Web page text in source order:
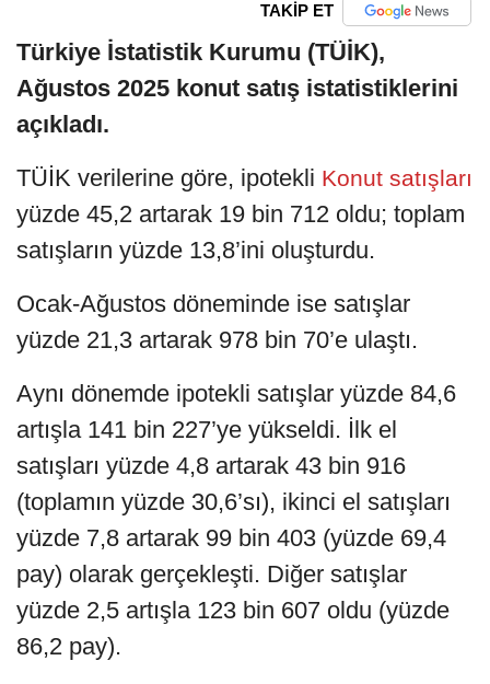
TAKİP ET
Türkiye İstatistik Kurumu (TÜİK),
Ağustos 2025 konut satış istatistiklerini
açıkladı.
TÜİK verilerine göre, ipotekli Konut satışları
yüzde 45,2 artarak 19 bin 712 oldu; toplam
satışların yüzde 13,8’ini oluşturdu.
Ocak-Ağustos döneminde ise satışlar
yüzde 21,3 artarak 978 bin 70’e ulaştı.
Aynı dönemde ipotekli satışlar yüzde 84,6
artışla 141 bin 227’ye yükseldi. İlk el
satışları yüzde 4,8 artarak 43 bin 916
(toplamın yüzde 30,6’sı), ikinci el satışları
yüzde 7,8 artarak 99 bin 403 (yüzde 69,4
pay) olarak gerçekleşti. Diğer satışlar
yüzde 2,5 artışla 123 bin 607 oldu (yüzde
86,2 pay).